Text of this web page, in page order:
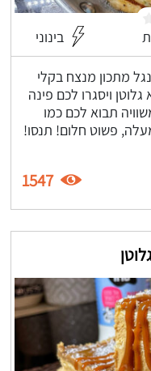
בינוני
מתכון מנצח בקלי
ויסגרו לכם פינה
תבוא לכם כמו
פשוט חלום! תנסו!
1547